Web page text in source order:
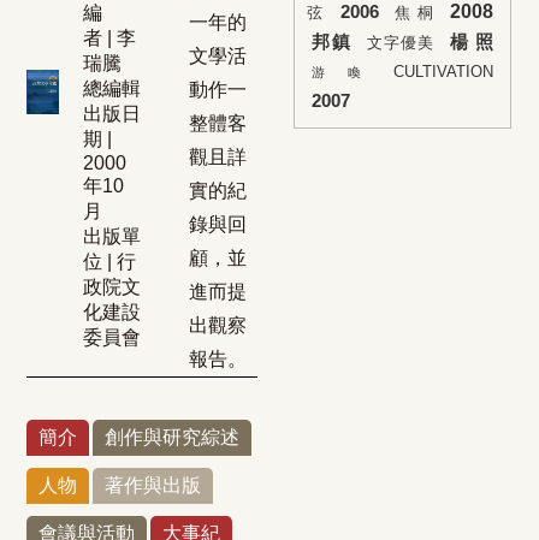
編
者 | 李
瑞騰
總編輯
出版日
期 |
2000
年10
月
出版單
位 | 行
政院文
化建設
委員會
一年的
文學活
動作一
整體客
觀且詳
實的紀
錄與回
顧，並
進而提
出觀察
報告。
簡介 創作與研究綜述
人物 著作與出版
會議與活動 大事紀
弦
2006 焦 桐 2008
邦鎮 文字優美 楊 照
游 喚 CULTIVATION
2007